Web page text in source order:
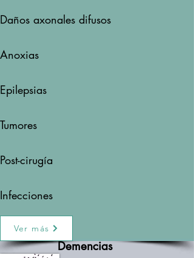
Demencias
Daños axonales difusos
Anoxias
Epilepsias
Tumores
Post-cirugía
Infecciones
Ver más